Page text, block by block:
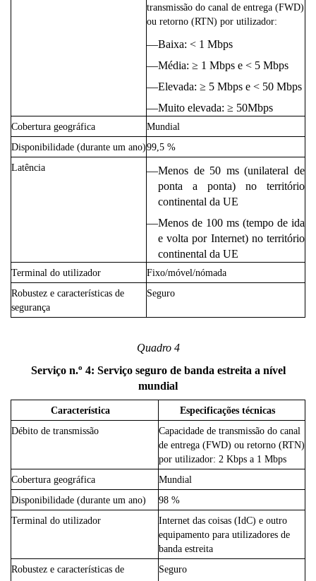
transmissão do canal de entrega (FWD)
ou retorno (RTN) por utilizador:
—Baixa: < 1 Mbps
—Média: ≥ 1 Mbps e < 5 Mbps
—Elevada: ≥ 5 Mbps e < 50 Mbps
—Muito elevada: ≥ 50Mbps
Cobertura geográfica
Mundial
Disponibilidade (durante um ano)99,5 %
Latência
—Menos de 50 ms (unilateral de
ponta a ponta) no território
continental da UE
—Menos de 100 ms (tempo de ida
e volta por Internet) no território
continental da UE
Terminal do utilizador
Fixo/móvel/nómada
Robustez e características de
segurança
Seguro
Quadro 4
Serviço n.o 4: Serviço seguro de banda estreita a nível
mundial
Característica
Especificações técnicas
Débito de transmissão
Capacidade de transmissão do canal
de entrega (FWD) ou retorno (RTN)
por utilizador: 2 Kbps a 1 Mbps
Cobertura geográfica
Mundial
Disponibilidade (durante um ano)
98 %
Terminal do utilizador
Internet das coisas (IdC) e outro
equipamento para utilizadores de
banda estreita
Robustez e características de
Seguro